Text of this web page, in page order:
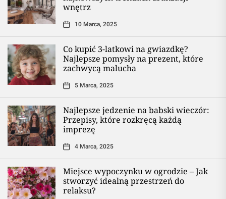
wnętrz
10 Marca, 2025
Co kupić 3-latkowi na gwiazdkę?
Najlepsze pomysły na prezent, które
zachwycą malucha
5 Marca, 2025
Najlepsze jedzenie na babski wieczór:
Przepisy, które rozkręcą każdą
imprezę
4 Marca, 2025
Miejsce wypoczynku w ogrodzie – Jak
stworzyć idealną przestrzeń do
relaksu?